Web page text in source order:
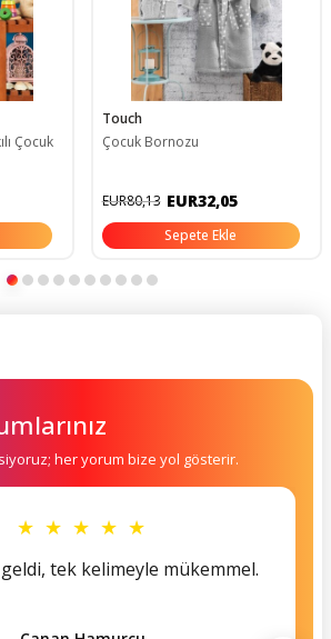
Çocuk
Touch
Çocuk Bornozu
EUR80,13 EUR32,05
Sepete Ekle
her yorum bize yol gösterir.
★ ★ ★ ★ ★
tek kelimeyle mükemmel.